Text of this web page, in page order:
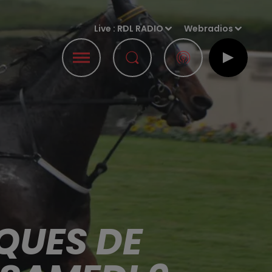
Live : RDL RADIO Webradios
DE